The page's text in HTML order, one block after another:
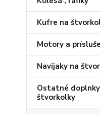
Kufre na
Motory a
Navijaky na
Ostatné
štvorkolky